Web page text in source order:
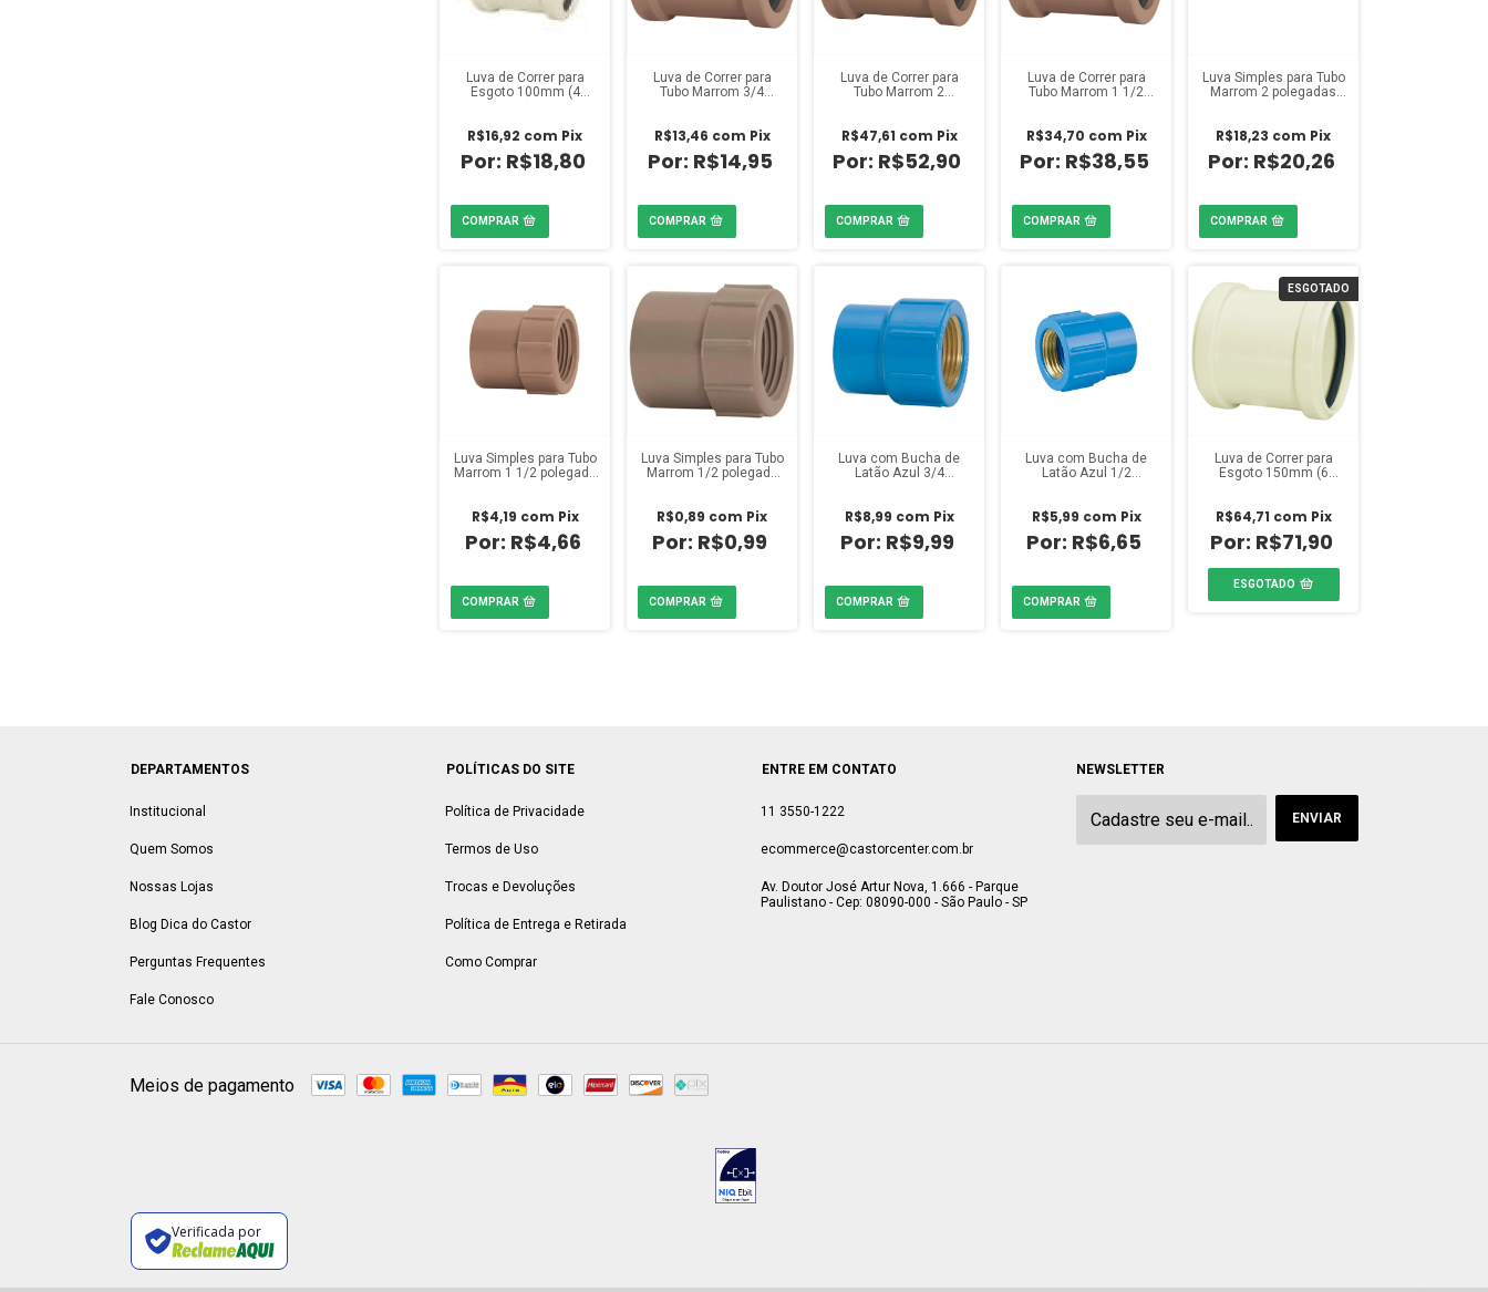
Luva de Correr para
Esgoto 100mm (4
R$18,80
R$16,92 com Pix
Luva de Correr para
Tubo Marrom 3/4
R$14,95
R$13,46 com Pix
Luva de Correr para
Tubo Marrom 2
R$52,90
R$47,61 com Pix
Luva de Correr para
Tubo Marrom 1 1/2
R$38,55
R$34,70 com Pix
Luva Simples para Tubo
Marrom 2 polegadas
R$20,26
R$18,23 com Pix
Luva Simples para Tubo
Marrom 1 1/2 polegada
R$4,66
R$4,19 com Pix
Luva Simples para Tubo
Marrom 1/2 polegada
R$0,99
R$0,89 com Pix
Luva com Bucha de
Latão Azul 3/4
R$9,99
R$8,99 com Pix
Luva com Bucha de
Latão Azul 1/2
R$6,65
R$5,99 com Pix
ESGOTADO
Luva de Correr para
Esgoto 150mm (6
R$71,90
R$64,71 com Pix
ESGOTADO
DEPARTAMENTOS
Institucional
Quem Somos
Nossas Lojas
Blog Dica do Castor
Perguntas Frequentes
Fale Conosco
POLÍTICAS DO SITE
Política de Privacidade
Termos de Uso
Trocas e Devoluções
Política de Entrega e Retirada
Como Comprar
ENTRE EM CONTATO
11 3550-1222
ecommerce@castorcenter.com.br
Av. Doutor José Artur Nova, 1.666 - Parque
Paulistano - Cep: 08090-000 - São Paulo - SP
NEWSLETTER
Meios de pagamento
Verificada por